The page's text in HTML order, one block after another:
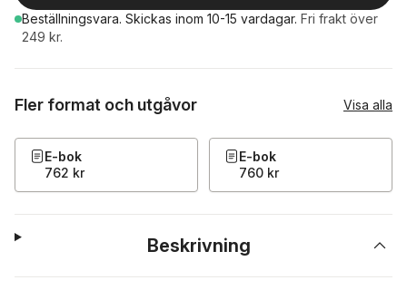
Beställningsvara. Skickas inom 10-15 vardagar. Fri frakt över
249 kr.
Fler format och utgåvor Visa alla
E-bok
762 kr
E-bok
760 kr
Beskrivning